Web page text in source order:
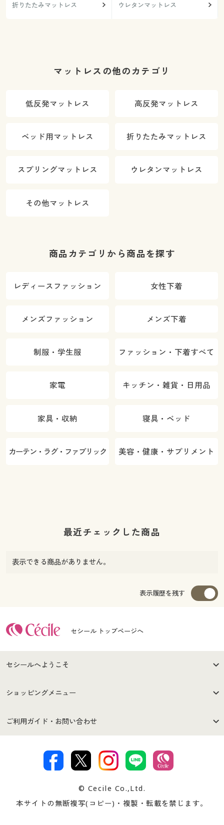
折りたたみマットレス ウレタンマットレス
マットレスの他のカテゴリ
低反発マットレス 高反発マットレス
ベッド用マットレス 折りたたみマットレス
スプリングマットレス ウレタンマットレス
その他マットレス
商品カテゴリから商品を探す
レディースファッション 女性下着
メンズファッション メンズ下着
制服・学生服 ファッション・下着すべて
家電 キッチン・雑貨・日用品
家具・収納 寝具・ベッド
カーテン・ラグ・ファブリック 美容・健康・サプリメント
最近チェックした商品
表示できる商品がありません。
表示履歴を残す
セシール トップページへ
セシールへようこそ
はじめての方へ
セシールご利用規約
著作権・商標について 会社案内
ショッピングメニュー
商品カテゴリ
プレゼント＆キャンペーン サイトマップ
ご利用ガイド・お問い合わせ
交換・返品は お支払は
ついて
忘れの場合
© Cecile Co.,Ltd.
本サイトの無断複写(コピー)・複製・転載を禁じます。